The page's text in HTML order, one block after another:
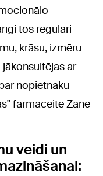
tos regulāri
krāsu, izmēru
ar
nopietnāku
farmaceite Zane
veidi un